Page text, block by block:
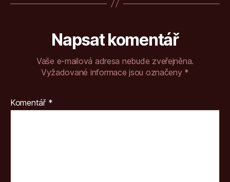
Napsat komentář
Vaše e-mailová adresa nebude zveřejněna.
Vyžadované informace jsou označeny *
Komentář *